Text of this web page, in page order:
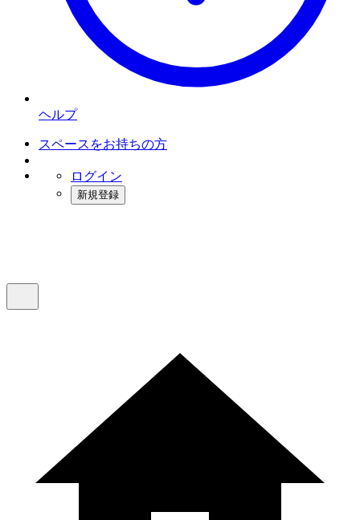
ヘルプ
スペースをお持ちの方
ログイン
新規登録